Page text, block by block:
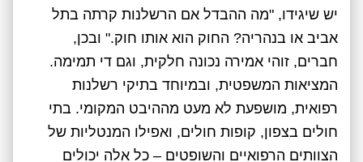
יש שיגידו, "מה ההבדל אם הרשלנות קרתה בתל
אביב או בנהריה? החוק הוא אותו חוק." ובכן,
חברים, זוהי אמירה נכונה חלקית, וגם די תמימה.
המציאות המשפטית, ובמיוחד בתיקי רשלנות
רפואית, מושפעת לא מעט מההיבט המקומי. בתי
חולים בצפון, קופות חולים, ואפילו המנטליות של
הצוותים הרפואיים והשופטים – כל אלה יכולים